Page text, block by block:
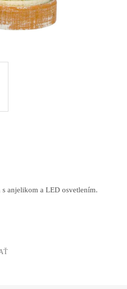
s anjelikom a LED osvetlením.